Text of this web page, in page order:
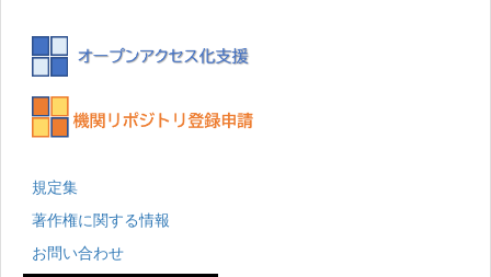
規定集
著作権に関する情報
お問い合わせ